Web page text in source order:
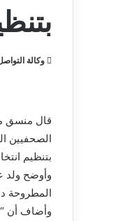
وكالة
قال منسق
الصحفيين
بتنظيم
وأوضح ولد
المطروحة
وأضاف أن